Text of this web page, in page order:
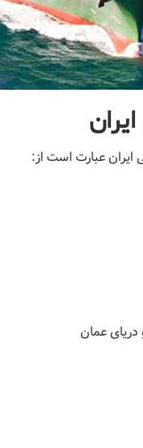
عبارت است از:
دریای عمان